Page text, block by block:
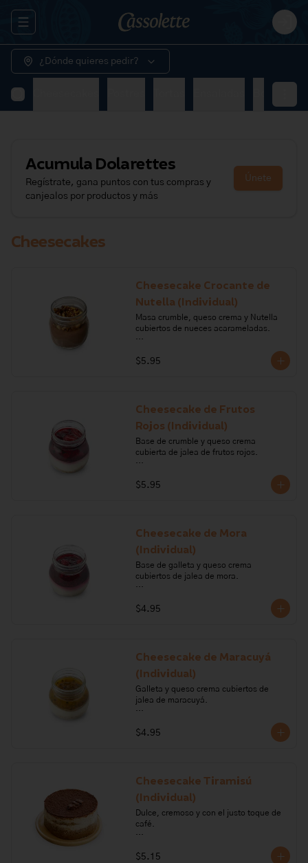
Abrir menu de navegación Login
¿Dónde quieres pedir?
AcumulaDolarettes
Regístrate, gana puntos con tus compras y
canjealos por productos y más
Únete
Cheesecakes
Cheesecake Crocante de
Nutella (Individual)
Masa crumble, queso crema y Nutella
cubiertos de nueces acarameladas.
nueces, gelatina, chocolate, crema de
Alérgenos: Gluten, leche, lactosa,
$5.95
Cheesecake de Frutos
Rojos (Individual)
Base de crumble y queso crema
cubierta de jalea de frutos rojos.
Ingredientes: queso crema, harina de
trigo, crema de leche, mantequilla,
Alérgenos: Gluten, leche lactosa, sulfito
$5.95
Cheesecake de Mora
(Individual)
Base de galleta y queso crema
cubiertos de jalea de mora.
leche, galleta, margarina, gelatina,
sulfitos, soya
$4.95
Cheesecake de Maracuyá
(Individual)
Galleta y queso crema cubiertos de
jalea de maracuyá.
crema de leche, margarina, gelatina,
sulfitos, soya.
$4.95
Cheesecake Tiramisú
(Individual)
Dulce, cremoso y con el justo toque de
café.
Ingredientes: azúcar, crema de leche,
gelatina sin sabor, queso crema, sal,
$5.15